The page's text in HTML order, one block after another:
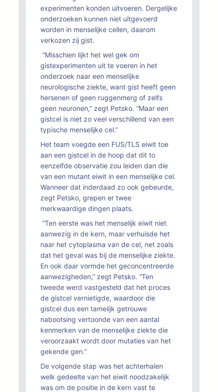
experimenten konden uitvoeren. Dergelijke
onderzoeken kunnen niet uitgevoerd
worden in menselijke cellen, daarom
verkozen zij gist.
“Misschien lijkt het wel gek om
gistexperimenten uit te voeren in het
onderzoek naar een menselijke
neurologische ziekte, want gist heeft geen
hersenen of geen ruggenmerg of zelfs
geen neuronen,” zegt Petsko. “Maar een
gistcel is niet zo veel verschillend van een
typische menselijke cel.”
Het team voegde een FUS/TLS eiwit toe
aan een gistcel in de hoop dat dit to
eenzelfde observatie zou leiden dan die
van een mutant eiwit in een menselijke cel.
Wanneer dat inderdaad zo ook gebeurde,
zegt Petsko, grepen er twee
merkwaardige dingen plaats.
“Ten eerste was het menselijk eiwit niet
aanwezig in de kern, maar verhuisde het
naar het cytoplasma van de cel, net zoals
dat het geval was bij de menselijke ziekte.
En ook daar vormde het geconcentreerde
aanwezigheden,” zegt Petsko. “Ten
tweede werd vastgesteld dat het proces
de gistcel vernietigde, waardoor die
gistcel dus een tamelijk getrouwe
nabootsing vertoonde van een aantal
kenmerken van de menselijke ziekte die
veroorzaakt wordt door mutaties van het
gekende gen.”
De volgende stap was het achterhalen
welk gedeelte van het eiwit noodzakelijk
was om de positie in de kern vast te